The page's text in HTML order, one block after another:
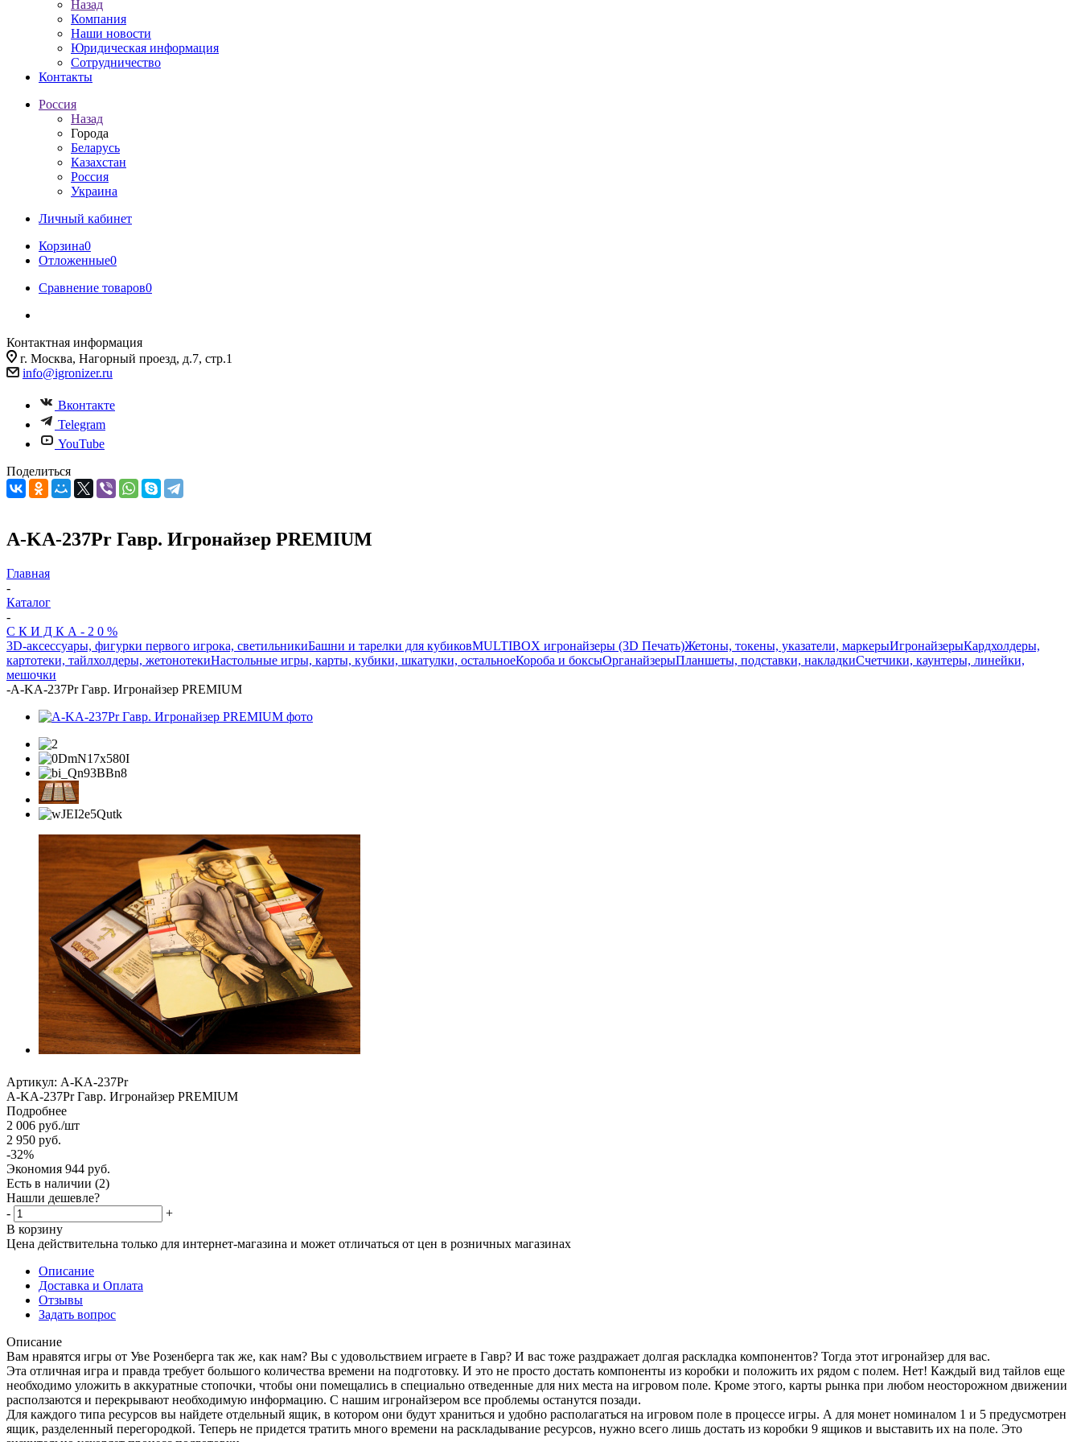
Назад
Компания
Наши новости
Юридическая информация
Сотрудничество
Контакты
Россия
Назад
Города
Беларусь
Казахстан
Россия
Украина
Личный кабинет
Корзина0
Отложенные0
Сравнение товаров0
Контактная информация
г. Москва, Нагорный проезд, д.7, стр.1
info@igronizer.ru
Вконтакте
Telegram
YouTube
Поделиться
A-KA-237Pr Гавр. Игронайзер PREMIUM
Главная
-
Каталог
-
С К И Д К А - 2 0 %
3D-аксессуары, фигурки первого игрока, светильникиБашни и тарелки для кубиковMULTIBOX игронайзеры (3D Печать)Жетоны, токены, указатели, маркерыИгронайзерыКардхолдеры,
картотеки, тайлхолдеры, жетонотекиНастольные игры, карты, кубики, шкатулки, остальноеКороба и боксыОрганайзерыПланшеты, подставки, накладкиСчетчики, каунтеры, линейки,
мешочки
-A-KA-237Pr Гавр. Игронайзер PREMIUM
Артикул: A-KA-237Pr
A-KA-237Pr Гавр. Игронайзер PREMIUM
Подробнее
2 006 руб./шт
2 950 руб.
-32%
Экономия 944 руб.
Есть в наличии (2)
Нашли дешевле?
-
+
В корзину
Цена действительна только для интернет-магазина и может отличаться от цен в розничных магазинах
Описание
Доставка и Оплата
Отзывы
Задать вопрос
Описание
Вам нравятся игры от Уве Розенберга так же, как нам? Вы с удовольствием играете в Гавр? И вас тоже раздражает долгая раскладка компонентов? Тогда этот игронайзер для вас.
Эта отличная игра и правда требует большого количества времени на подготовку. И это не просто достать компоненты из коробки и положить их рядом с полем. Нет! Каждый вид тайлов еще
необходимо уложить в аккуратные стопочки, чтобы они помещались в специально отведенные для них места на игровом поле. Кроме этого, карты рынка при любом неосторожном движении
расползаются и перекрывают необходимую информацию. С нашим игронайзером все проблемы останутся позади.
Для каждого типа ресурсов вы найдете отдельный ящик, в котором они будут храниться и удобно располагаться на игровом поле в процессе игры. А для монет номиналом 1 и 5 предусмотрен
ящик, разделенный перегородкой. Теперь не придется тратить много времени на раскладывание ресурсов, нужно всего лишь достать из коробки 9 ящиков и выставить их на поле. Это